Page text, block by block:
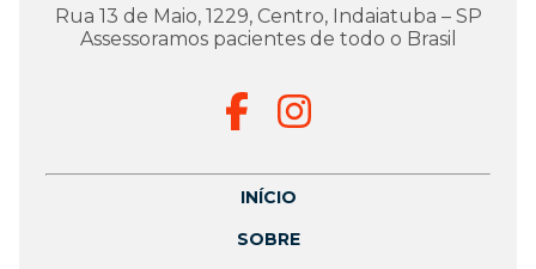
Rua 13 de Maio, 1229, Centro, Indaiatuba – SP
Assessoramos pacientes de todo o Brasil
INÍCIO
SOBRE